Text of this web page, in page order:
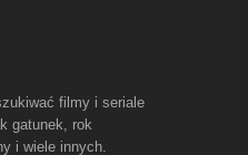
filmy i seriale
gatunek, rok
i wiele innych.